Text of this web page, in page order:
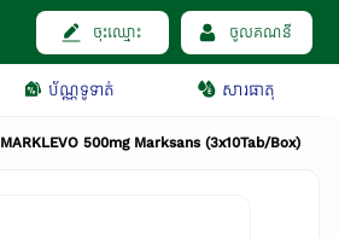
ចុះឈ្មោះ ចូលគណនី
ប័ណ្ណទូទាត់ សារធាតុ
MARKLEVO 500mg Marksans (3x10Tab/Box)